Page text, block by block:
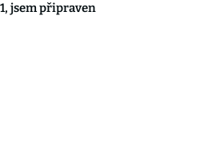
jsem připraven